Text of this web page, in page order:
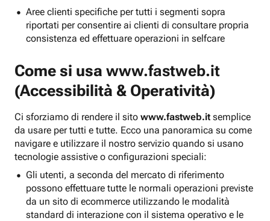
Aree clienti specifiche per tutti i segmenti sopra
riportati per consentire ai clienti di consultare propria
consistenza ed effettuare operazioni in selfcare
Come si usa www.fastweb.it
(Accessibilità & Operatività)
Ci sforziamo di rendere il sito www.fastweb.it semplice
da usare per tutti e tutte. Ecco una panoramica su come
navigare e utilizzare il nostro servizio quando si usano
tecnologie assistive o configurazioni speciali:
Gli utenti, a seconda del mercato di riferimento
possono effettuare tutte le normali operazioni previste
da un sito di ecommerce utilizzando le modalità
standard di interazione con il sistema operativo e le